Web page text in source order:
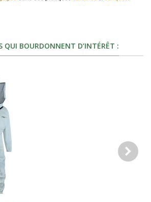
QUI BOURDONNENT D’INTÉRÊT :